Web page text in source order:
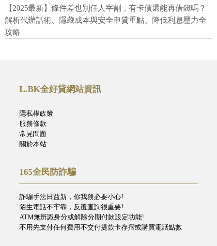
【2025最新】條件差也別任人宰割，有卡債還能再借錢嗎？
解析代辦話術、隱藏成本與安全申貸重點、降低利息壓力全
攻略
L.BK全好貸網站資訊
隱私權政策
服務條款
常見問題
關於本站
165全民防詐騙
詐騙手法日益新，你我務必要小心!
陌生電話不牢靠，反覆查詢很重要!
ATM無辨識身分或解除分期付款設定功能!
不用先支付任何費用不交付提款卡存摺或購買電話點數